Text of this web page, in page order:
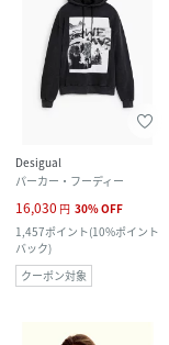
Desigual
パーカー・フーディー
16,030 円 30%OFF
1,457ポイント(10%ポイント
バック)
クーポン対象